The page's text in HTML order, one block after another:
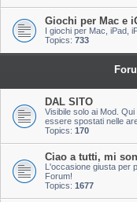
Giochi per Mac e
I giochi per Mac, iPad,
Topics: 733
DAL SITO
Visibile solo ai Mod.
essere spostati nelle
Topics: 170
Ciao a tutti, mi
L'occasione giusta per
Forum!
Topics: 1677